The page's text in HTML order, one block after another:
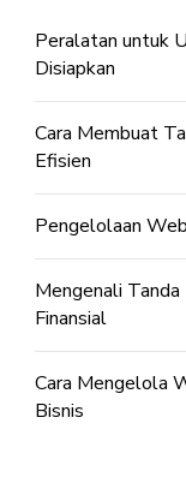
Peralatan untuk
Disiapkan
Cara Membuat
Efisien
Pengelolaan
Mengenali Tanda
Finansial
Cara Mengelola
Bisnis